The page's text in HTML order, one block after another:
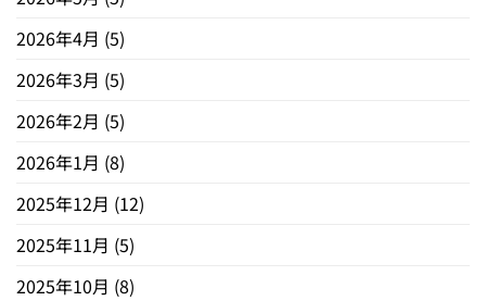
2026年4月 (5)
2026年3月 (5)
2026年2月 (5)
2026年1月 (8)
2025年12月 (12)
2025年11月 (5)
2025年10月 (8)